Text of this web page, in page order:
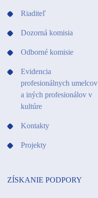
Riaditeľ
Dozorná komisia
Odborné komisie
Evidencia
profesionálnych umelcov
a iných profesionálov v
kultúre
Kontakty
Projekty
ZÍSKANIE PODPORY